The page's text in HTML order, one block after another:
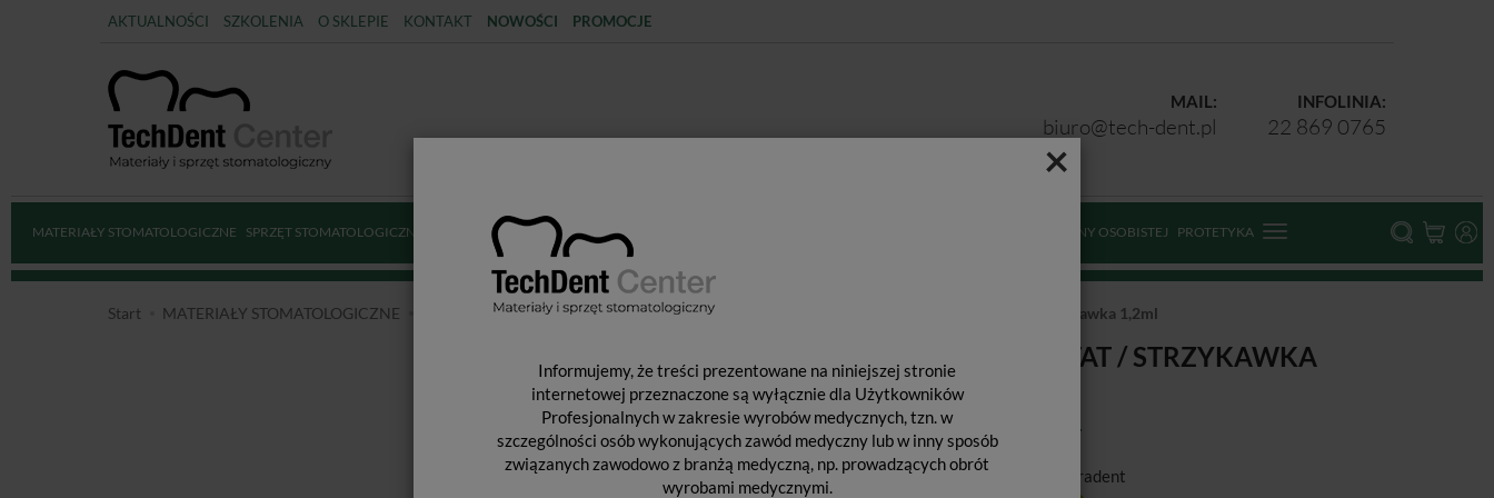
×
Informujemy, że treści prezentowane na niniejszej stronie
internetowej przeznaczone są wyłącznie dla Użytkowników
Profesjonalnych w zakresie wyrobów medycznych, tzn. w
szczególności osób wykonujących zawód medyczny lub w inny sposób
związanych zawodowo z branżą medyczną, np. prowadzących obrót
wyrobami medycznymi.
AKTUALNOŚCI SZKOLENIA O SKLEPIE KONTAKT NOWOŚCI PROMOCJE
INFOLINIA:
22 869 0765
MAIL:
biuro@tech-dent.pl
MATERIAŁY STOMATOLOGICZNE SPRZĘT STOMATOLOGICZNY DEZYNFEKCJA STERYLIZACJA ŚRODKI OCHRONY OSOBISTEJ PROTETYKA
Start MATERIAŁY STOMATOLOGICZNE PREPARATY STOMATOLOGICZNE Preparaty do tamowania krwawienia ViscoStat / strzykawka 1,2ml
VISCOSTAT / STRZYKAWKA
Producent:
Ultradent